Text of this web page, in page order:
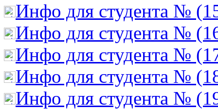
Инфо для студента №
Инфо для студента №
Инфо для студента №
Инфо для студента №
Инфо для студента №